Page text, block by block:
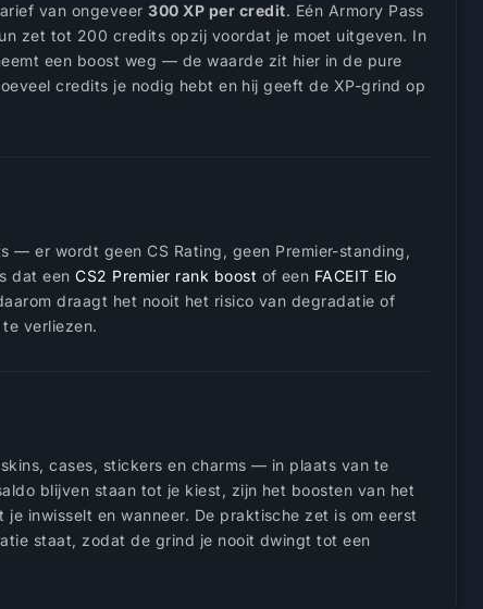
van ongeveer300 XP per credit. Eén Armory Pass
zet tot 200 credits opzij voordat je moet uitgeven. In
een boost weg — de waarde zit hier in de pure
credits je nodig hebt en hij geeft de XP-grind op
— er wordt geen CS Rating, geen Premier-standing,
dat eenCS2 Premier rank boost of een FACEIT Elo
draagt het nooit het risico van degradatie of
verliezen.
cases, stickers en charms — in plaats van te
blijven staan tot je kiest, zijn het boosten van het
inwisselt en wanneer. De praktische zet is om eerst
staat, zodat de grind je nooit dwingt tot een